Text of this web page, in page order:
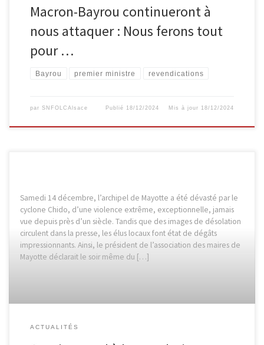
Macron-Bayrou continueront à
nous attaquer : Nous ferons tout
pour …
Bayrou premier ministre revendications
par SNFOLCAlsace Publié 18/12/2024 Mis à jour 18/12/2024
Samedi 14 décembre, l’archipel de Mayotte a été dévasté par le
cyclone Chido, d’une violence extrême, exceptionnelle, jamais
vue depuis près d’un siècle. Tandis que des images de désolation
circulent dans la presse, les élus locaux font état de dégâts
impressionnants. Ainsi, le président de l’association des maires de
Mayotte déclarait le soir même du […]
ACTUALITÉS